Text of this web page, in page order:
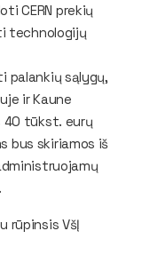
CERN prekių
technologijų
palankių sąlygų,
ir Kaune
40 tūkst. eurų
bus skiriamos iš
rūpinsis VšĮ